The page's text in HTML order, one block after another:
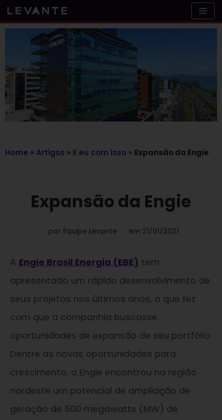
Skip
to
content
Home » Artigos » E eu com isso » Expansão da Engie
Expansão da Engie
por Equipe Levante em 21/01/2021
A Engie Brasil Energia (EBE) tem
apresentado um rápido desenvolvimento de
seus projetos nos últimos anos, o que fez
com que a companhia buscasse
oportunidades de expansão de seu portfólio.
Dentre as novas oportunidades para
crescimento, a Engie encontrou na região
nordeste um potencial de ampliação de
geração de 500 megawatts (MW) de